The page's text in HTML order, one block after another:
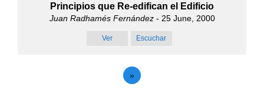
Principios que Re-edifican el Edificio
Juan Radhamés Fernández- 25 June, 2000
Ver Escuchar
»